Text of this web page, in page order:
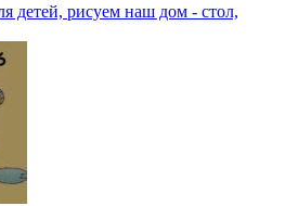
детей, рисуем наш дом - стол,